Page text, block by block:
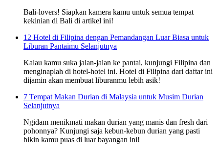
Bali-lovers! Siapkan kamera kamu untuk semua tempat
kekinian di Bali di artikel ini!
12 Hotel di Filipina dengan Pemandangan Luar Biasa untuk
Liburan Pantaimu Selanjutnya
Kalau kamu suka jalan-jalan ke pantai, kunjungi Filipina dan
menginaplah di hotel-hotel ini. Hotel di Filipina dari daftar ini
dijamin akan membuat liburanmu lebih asik!
7 Tempat Makan Durian di Malaysia untuk Musim Durian
Selanjutnya
Ngidam menikmati makan durian yang manis dan fresh dari
pohonnya? Kunjungi saja kebun-kebun durian yang pasti
bikin kamu puas di luar bayangan ini!